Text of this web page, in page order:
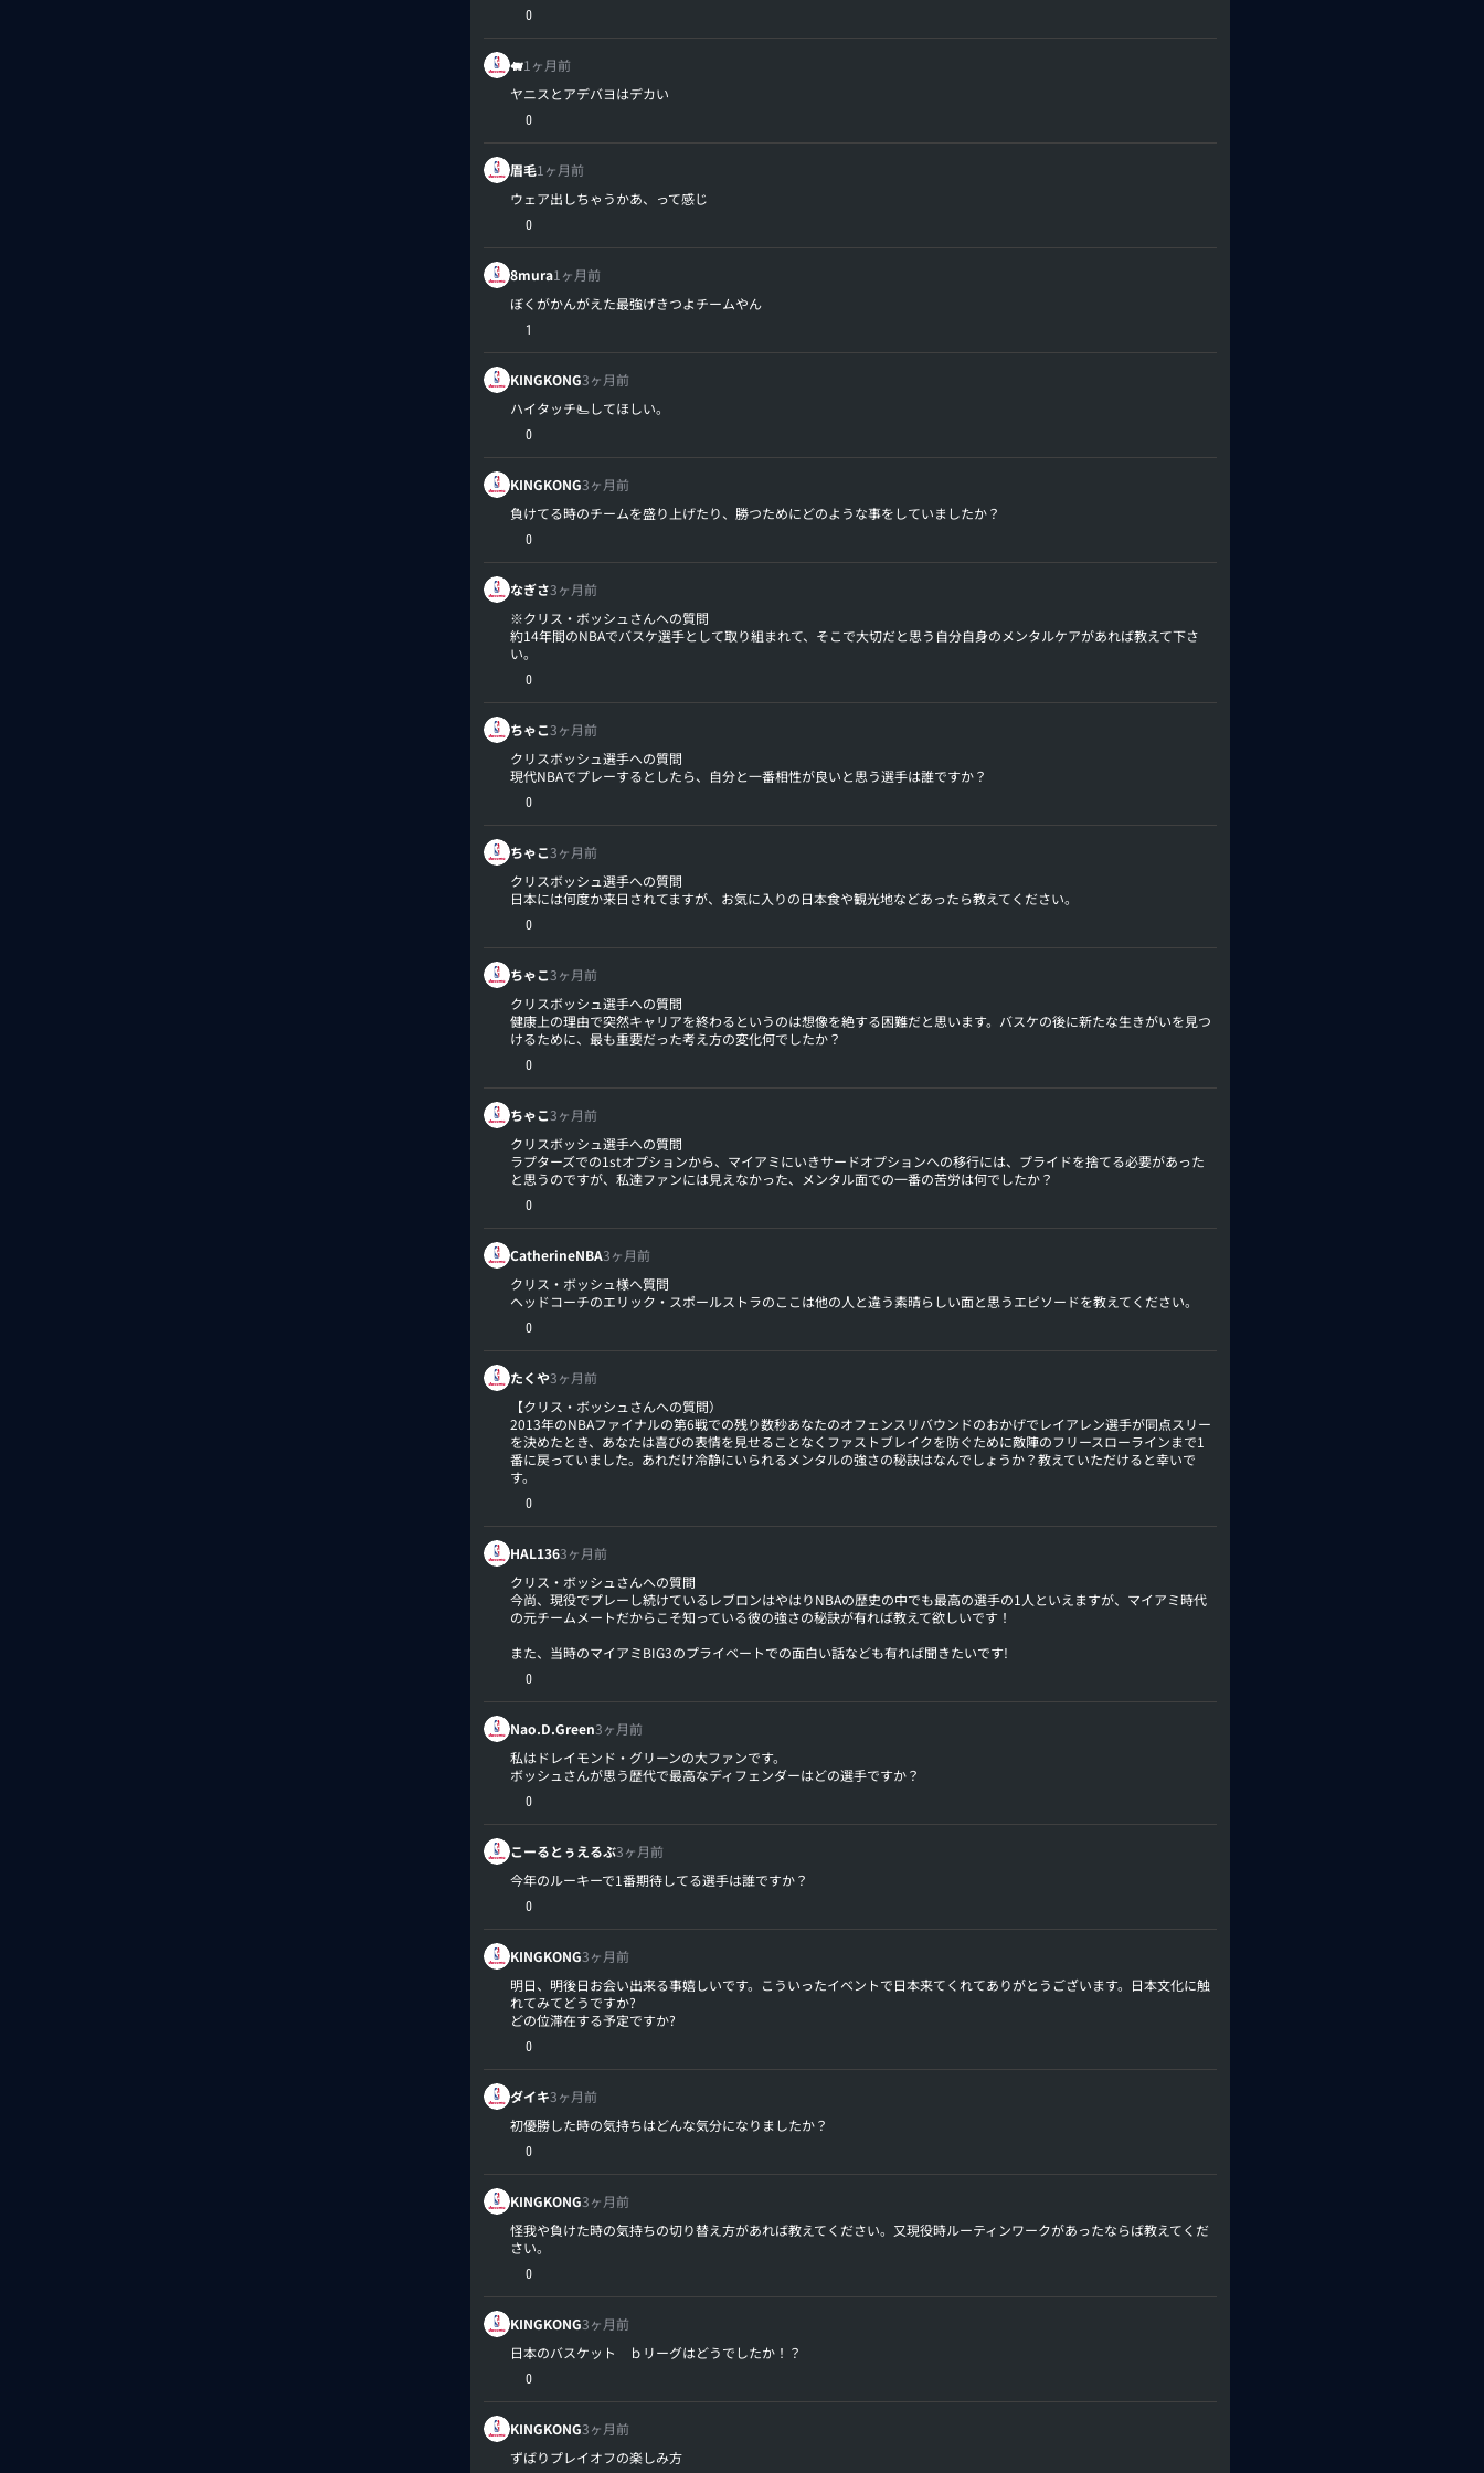
0
🐖1ヶ月前
ヤニスとアデバヨはデカい
0
眉毛1ヶ月前
ウェア出しちゃうかあ、って感じ
0
8mura1ヶ月前
ぼくがかんがえた最強げきつよチームやん
1
KINGKONG3ヶ月前
ハイタッチ🫷してほしい。
0
KINGKONG3ヶ月前
負けてる時のチームを盛り上げたり、勝つためにどのような事をしていましたか？
0
なぎさ3ヶ月前
※クリス・ボッシュさんへの質問
約14年間のNBAでバスケ選手として取り組まれて、そこで大切だと思う自分自身のメンタルケアがあれば教えて下さ
い。
0
ちゃこ3ヶ月前
クリスボッシュ選手への質問
現代NBAでプレーするとしたら、自分と一番相性が良いと思う選手は誰ですか？
0
ちゃこ3ヶ月前
クリスボッシュ選手への質問
日本には何度か来日されてますが、お気に入りの日本食や観光地などあったら教えてください。
0
ちゃこ3ヶ月前
クリスボッシュ選手への質問
健康上の理由で突然キャリアを終わるというのは想像を絶する困難だと思います。バスケの後に新たな生きがいを見つ
けるために、最も重要だった考え方の変化何でしたか？
0
ちゃこ3ヶ月前
クリスボッシュ選手への質問
ラプターズでの1stオプションから、マイアミにいきサードオプションへの移行には、プライドを捨てる必要があった
と思うのですが、私達ファンには見えなかった、メンタル面での一番の苦労は何でしたか？
0
CatherineNBA3ヶ月前
クリス・ボッシュ様へ質問
ヘッドコーチのエリック・スポールストラのここは他の人と違う素晴らしい面と思うエピソードを教えてください。
0
たくや3ヶ月前
【クリス・ボッシュさんへの質問）
2013年のNBAファイナルの第6戦での残り数秒あなたのオフェンスリバウンドのおかげでレイアレン選手が同点スリー
を決めたとき、あなたは喜びの表情を見せることなくファストブレイクを防ぐために敵陣のフリースローラインまで1
番に戻っていました。あれだけ冷静にいられるメンタルの強さの秘訣はなんでしょうか？教えていただけると幸いで
す。
0
HAL1363ヶ月前
クリス・ボッシュさんへの質問
今尚、現役でプレーし続けているレブロンはやはりNBAの歴史の中でも最高の選手の1人といえますが、マイアミ時代
の元チームメートだからこそ知っている彼の強さの秘訣が有れば教えて欲しいです！
また、当時のマイアミBIG3のプライベートでの面白い話なども有れば聞きたいです!
0
Nao.D.Green3ヶ月前
私はドレイモンド・グリーンの大ファンです。
ボッシュさんが思う歴代で最高なディフェンダーはどの選手ですか？
0
こーるとぅえるぶ3ヶ月前
今年のルーキーで1番期待してる選手は誰ですか？
0
KINGKONG3ヶ月前
明日、明後日お会い出来る事嬉しいです。こういったイベントで日本来てくれてありがとうございます。日本文化に触
れてみてどうですか?
どの位滞在する予定ですか?
0
ダイキ3ヶ月前
初優勝した時の気持ちはどんな気分になりましたか？
0
KINGKONG3ヶ月前
怪我や負けた時の気持ちの切り替え方があれば教えてください。又現役時ルーティンワークがあったならば教えてくだ
さい。
0
KINGKONG3ヶ月前
日本のバスケット ｂリーグはどうでしたか！？
0
KINGKONG3ヶ月前
ずばりプレイオフの楽しみ方